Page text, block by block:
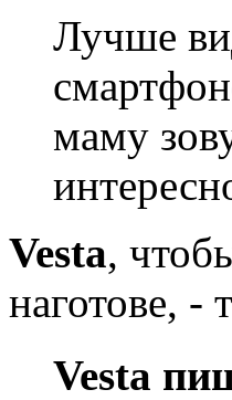
Лучше
маму
Vesta,
наготове, -
Vesta